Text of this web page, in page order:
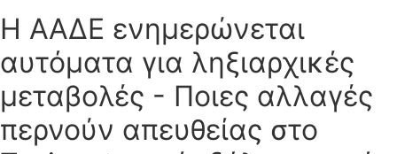
Η ΑΑΔΕ ενημερώνεται
αυτόματα για ληξιαρχικές
μεταβολές - Ποιες αλλαγές
περνούν απευθείας στο